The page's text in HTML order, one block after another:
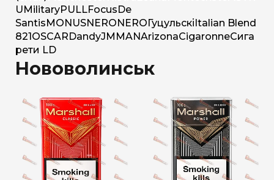
U MilitaryPULLFocus De
Santis MONUSNERO NERO Гуцульскі Italian Blend
821 OSCAR DandyJM MANArizonaCigaronneСига
рети LD
Нововолинськ